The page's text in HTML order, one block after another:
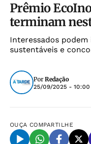
Prêmio
terminam
Interessados
sustentáveis e
Por Redação
25/09/2025 - 10:00
OUÇA COMPARTILHE